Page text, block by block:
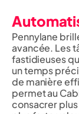
Pennylane
avancée. Les
fastidieuses
un temps
de manière
permet au
consacrer